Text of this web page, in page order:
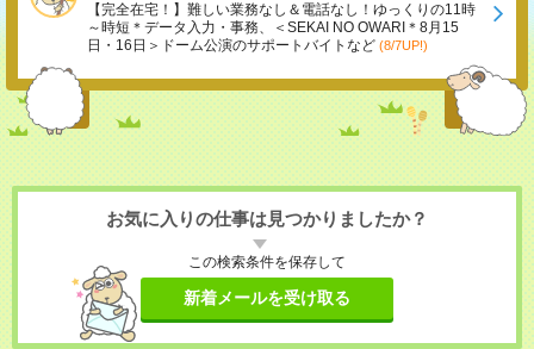
【完全在宅！】難しい業務なし＆電話なし！ゆっくりの11時
～時短＊データ入力・事務、＜SEKAI NO OWARI＊8月15
日・16日＞ドーム公演のサポートバイトなど (8/7UP!)
お気に入りの仕事は見つかりましたか？
この検索条件を保存して
新着メールを受け取る